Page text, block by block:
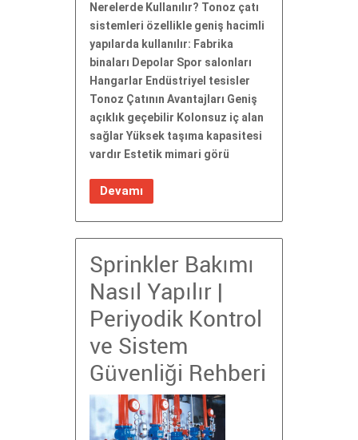
Nerelerde Kullanılır? Tonoz çatı
sistemleri özellikle geniş hacimli
yapılarda kullanılır: Fabrika
binaları Depolar Spor salonları
Hangarlar Endüstriyel tesisler
Tonoz Çatının Avantajları Geniş
açıklık geçebilir Kolonsuz iç alan
sağlar Yüksek taşıma kapasitesi
vardır Estetik mimari görü
Devamı
Sprinkler Bakımı
Nasıl Yapılır |
Periyodik Kontrol
ve Sistem
Güvenliği Rehberi